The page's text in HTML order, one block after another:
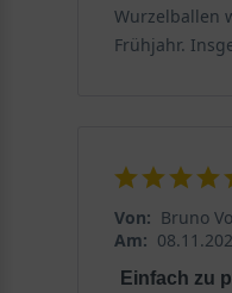
Gibt es
Phytophthora-
Diese
führt. Zu den
vermeiden,
Wurzelballen
Frühjahr.
Von: Bruno
Am:
Einfach zu